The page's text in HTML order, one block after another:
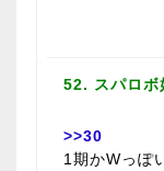
52. スパロボ
>>30
1期かWっぽ